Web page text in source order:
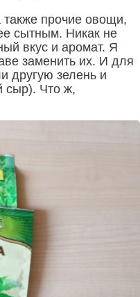
также прочие овощи,
сытным. Никак не
вкус и аромат. Я
заменить их. И для
другую зелень и
сыр). Что ж,